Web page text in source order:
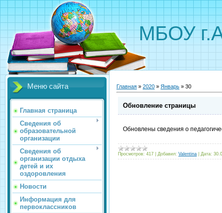
МБОУ
Меню сайта
Главная страница
Сведения об
образовательной
организации
Сведения об
организации отдыха
детей и их
оздоровления
Новости
Информация для
первоклассников
Главная » 2020 » Январь » 30
Обновление страницы
Обновлены сведения о
Просмотров: 417 Добавил: Valentina Дата: